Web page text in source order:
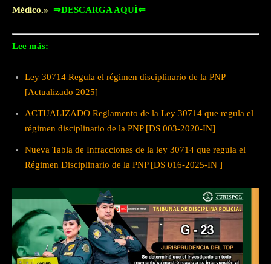
Médico.» ⇒DESCARGA AQUÍ⇐
Lee más:
Ley 30714 Regula el régimen disciplinario de la PNP
[Actualizado 2025]
ACTUALIZADO Reglamento de la Ley 30714 que regula el
régimen disciplinario de la PNP [DS 003-2020-IN]
Nueva Tabla de Infracciones de la ley 30714 que regula el
Régimen Disciplinario de la PNP [DS 016-2025-IN ]